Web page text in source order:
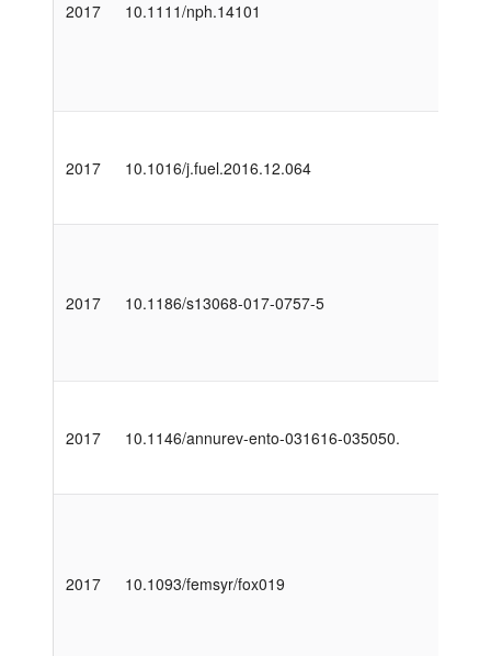
2017 10.1111/nph.14101
2017 10.1016/j.fuel.2016.12.064
2017 10.1186/s13068-017-0757-5
2017 10.1146/annurev-ento-031616-035050.
2017 10.1093/femsyr/fox019